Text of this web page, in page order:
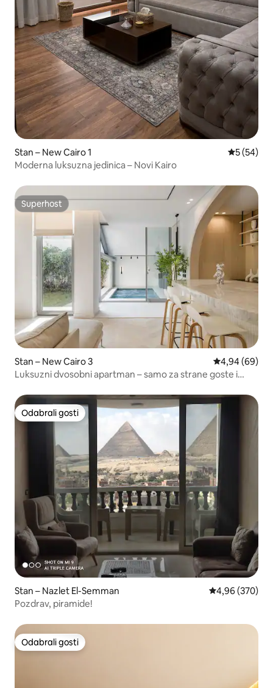
Stan – New Cairo 1 Prosječna
5 (54)
Moderna luksuzna jedinica – Novi Kairo
Superhost
Superhost
Stan – New Cairo 3 Prosječna
4,94 (69)
Luksuzni dvosobni apartman – samo za strane goste i
Odabrali gosti
Odabrali gosti
Stan – Nazlet El-Semman Prosječna
4,96 (370)
Pozdrav, piramide!
Odabrali gosti
Odabrali gosti